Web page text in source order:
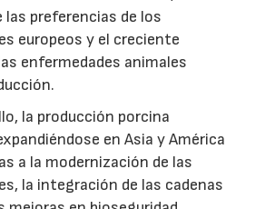
las preferencias de los
europeos y el creciente
enfermedades animales
la producción porcina
en Asia y América
a la modernización de las
la integración de las cadenas